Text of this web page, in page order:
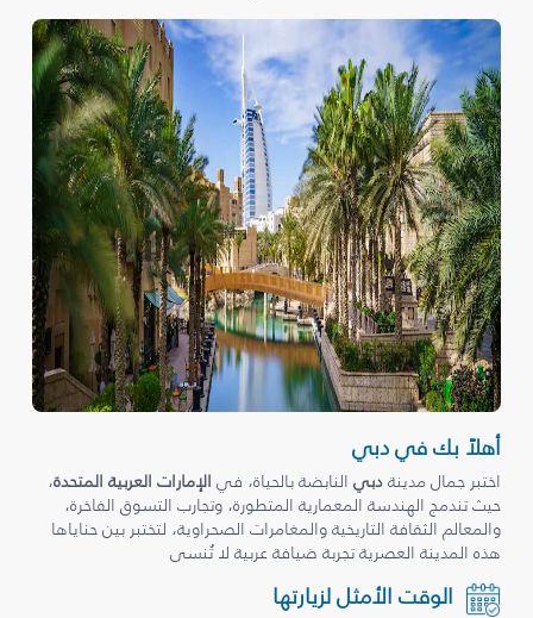
أهلاً بك في دبي
اختبر جمال مدينةدبيالنابضة بالحياة، في الإمارات العربية المتحدة،
حيث تندمج الهندسة المعمارية المتطورة، وتجارب التسوق الفاخرة،
والمعالم الثقافة التاريخية والمغامرات الصحراوية، لتختبر بين حناياها
هذه المدينة العصرية تجربة ضيافة عربية لا تُنسى
الوقت الأمثل لزيارتها